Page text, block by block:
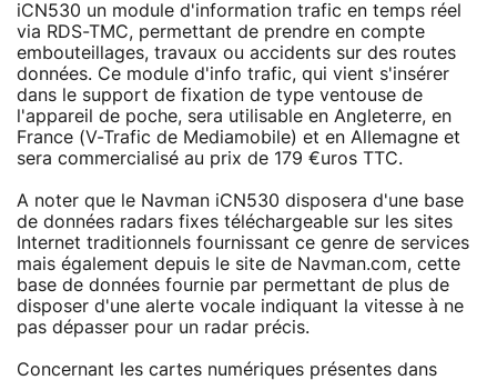
iCN530 un module d'information trafic en temps réel
via RDS-TMC, permettant de prendre en compte
embouteillages, travaux ou accidents sur des routes
données. Ce module d'info trafic, qui vient s'insérer
dans le support de fixation de type ventouse de
l'appareil de poche, sera utilisable en Angleterre, en
France (V-Trafic de Mediamobile) et en Allemagne et
sera commercialisé au prix de 179 €uros TTC.
A noter que le Navman iCN530 disposera d'une base
de données radars fixes téléchargeable sur les sites
Internet traditionnels fournissant ce genre de services
mais également depuis le site de Navman.com, cette
base de données fournie par permettant de plus de
disposer d'une alerte vocale indiquant la vitesse à ne
pas dépasser pour un radar précis.
Concernant les cartes numériques présentes dans